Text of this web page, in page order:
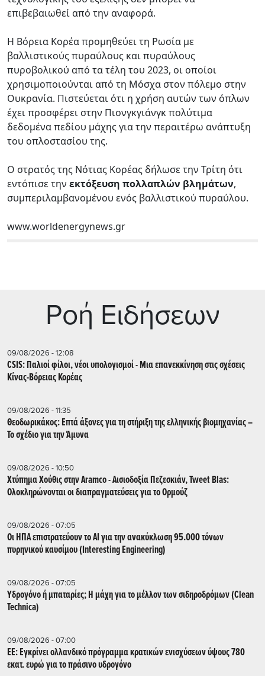
επιβεβαιωθεί από την αναφορά.
Η Βόρεια Κορέα προμηθεύει τη Ρωσία με
βαλλιστικούς πυραύλους και πυραύλους
πυροβολικού από τα τέλη του 2023, οι οποίοι
χρησιμοποιούνται από τη Μόσχα στον πόλεμο στην
Ουκρανία. Πιστεύεται ότι η χρήση αυτών των όπλων
έχει προσφέρει στην Πιονγκγιάνγκ πολύτιμα
δεδομένα πεδίου μάχης για την περαιτέρω ανάπτυξη
του οπλοστασίου της.
Ο στρατός της Νότιας Κορέας δήλωσε την Τρίτη ότι
εντόπισε την εκτόξευση πολλαπλών βλημάτων,
συμπεριλαμβανομένου ενός βαλλιστικού πυραύλου.
www.worldenergynews.gr
Ρoή Ειδήσεων
09/08/2026 - 12:08
CSIS: Παλιοί φίλοι, νέοι υπολογισμοί - Μια επανεκκίνηση στις σχέσεις
Κίνας-Βόρειας Κορέας
09/08/2026 - 11:35
Θεοδωρικάκος: Επτά άξονες για τη στήριξη της ελληνικής βιομηχανίας –
Το σχέδιο για την Άμυνα
09/08/2026 - 10:50
Χτύπημα Χούθις στην Aramco - Aισιοδοξία Πεζεσκιάν, Tweet Blas:
Ολοκληρώνονται οι διαπραγματεύσεις για το Ορμούζ
09/08/2026 - 07:05
Οι ΗΠΑ επιστρατεύουν το AI για την ανακύκλωση 95.000 τόνων
πυρηνικού καυσίμου (Interesting Engineering)
09/08/2026 - 07:05
Υδρογόνο ή μπαταρίες; Η μάχη για το μέλλον των σιδηροδρόμων (Clean
Technica)
09/08/2026 - 07:00
ΕΕ: Εγκρίνει ολλανδικό πρόγραμμα κρατικών ενισχύσεων ύψους 780
εκατ. ευρώ για το πράσινο υδρογόνο